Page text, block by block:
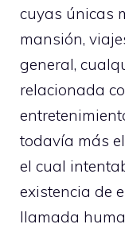
cuyas únicas
mansión,
general,
relacionada
todavía más
el cual
existencia de
llamada